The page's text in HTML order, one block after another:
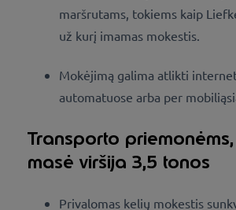
maršrutams, tokiems kaip
už kurį imamas mokestis.
Mokėjimą galima atlikti
automatuose arba per
Transporto
masė viršija 3,5 tonos
Privalomas kelių mokestis